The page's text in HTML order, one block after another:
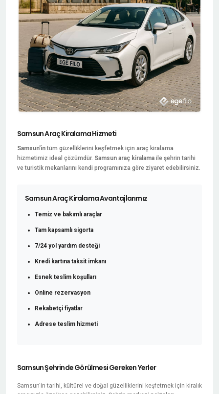
Samsun Araç Kiralama Hizmeti
Samsun'intüm güzelliklerini keşfetmek için araç kiralama
hizmetimiz ideal çözümdür. Samsun araç kiralama ile şehrin tarihi
ve turistik mekanlarını kendi programınıza göre ziyaret edebilirsiniz.
Samsun Araç Kiralama Avantajlarımız
Temiz ve bakımlı araçlar
Tam kapsamlı sigorta
7/24 yol yardım desteği
Kredi kartına taksit imkanı
Esnek teslim koşulları
Online rezervasyon
Rekabetçi fiyatlar
Adrese teslim hizmeti
Samsun Şehrinde Görülmesi Gereken Yerler
Samsun'in tarihi, kültürel ve doğal güzelliklerini keşfetmek için kiralık